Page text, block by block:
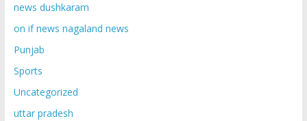
news dushkaram
on if news nagaland news
Punjab
Sports
Uncategorized
uttar pradesh